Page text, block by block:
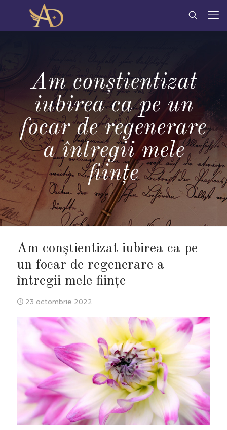
Am conștientizat
iubirea ca pe un
focar de regenerare
a întregii mele
ființe
Am conștientizat iubirea ca pe
un focar de regenerare a
întregii mele ființe
23 octombrie 2022